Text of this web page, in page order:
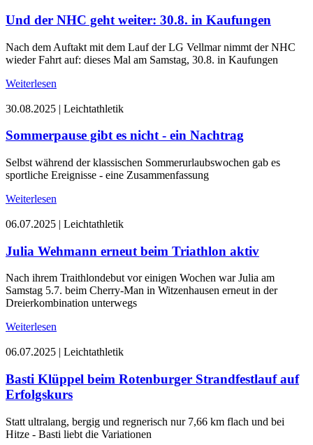
Und der NHC geht weiter: 30.8. in Kaufungen
Nach dem Auftakt mit dem Lauf der LG Vellmar nimmt der NHC
wieder Fahrt auf: dieses Mal am Samstag, 30.8. in Kaufungen
Weiterlesen
30.08.2025 | Leichtathletik
Sommerpause gibt es nicht - ein Nachtrag
Selbst während der klassischen Sommerurlaubswochen gab es
sportliche Ereignisse - eine Zusammenfassung
Weiterlesen
06.07.2025 | Leichtathletik
Julia Wehmann erneut beim Triathlon aktiv
Nach ihrem Traithlondebut vor einigen Wochen war Julia am
Samstag 5.7. beim Cherry-Man in Witzenhausen erneut in der
Dreierkombination unterwegs
Weiterlesen
06.07.2025 | Leichtathletik
Basti Klüppel beim Rotenburger Strandfestlauf auf
Erfolgskurs
Statt ultralang, bergig und regnerisch nur 7,66 km flach und bei
Hitze - Basti liebt die Variationen